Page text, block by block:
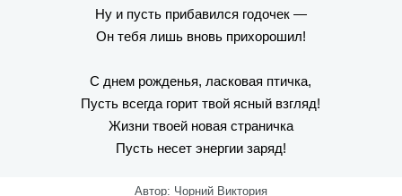
Ну и пусть прибавился годочек —
Он тебя лишь вновь прихорошил!
С днем рожденья, ласковая птичка,
Пусть всегда горит твой ясный взгляд!
Жизни твоей новая страничка
Пусть несет энергии заряд!
Автор: Чорний Виктория